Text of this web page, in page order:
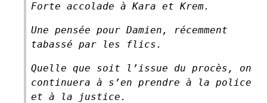
Forte accolade à Kara et Krem.
Une pensée pour Damien, récemment
tabassé par les flics.
Quelle que soit l’issue du procès, on
continuera à s’en prendre à la police
et à la justice.